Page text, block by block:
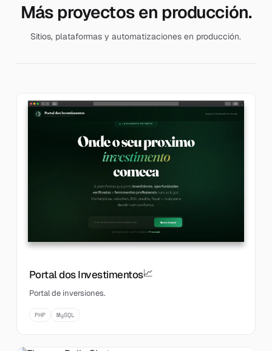
Más proyectos en producción.
Sitios, plataformas y automatizaciones en producción.
Portal dos Investimentos📈
Portal de inversiones.
PHP MySQL